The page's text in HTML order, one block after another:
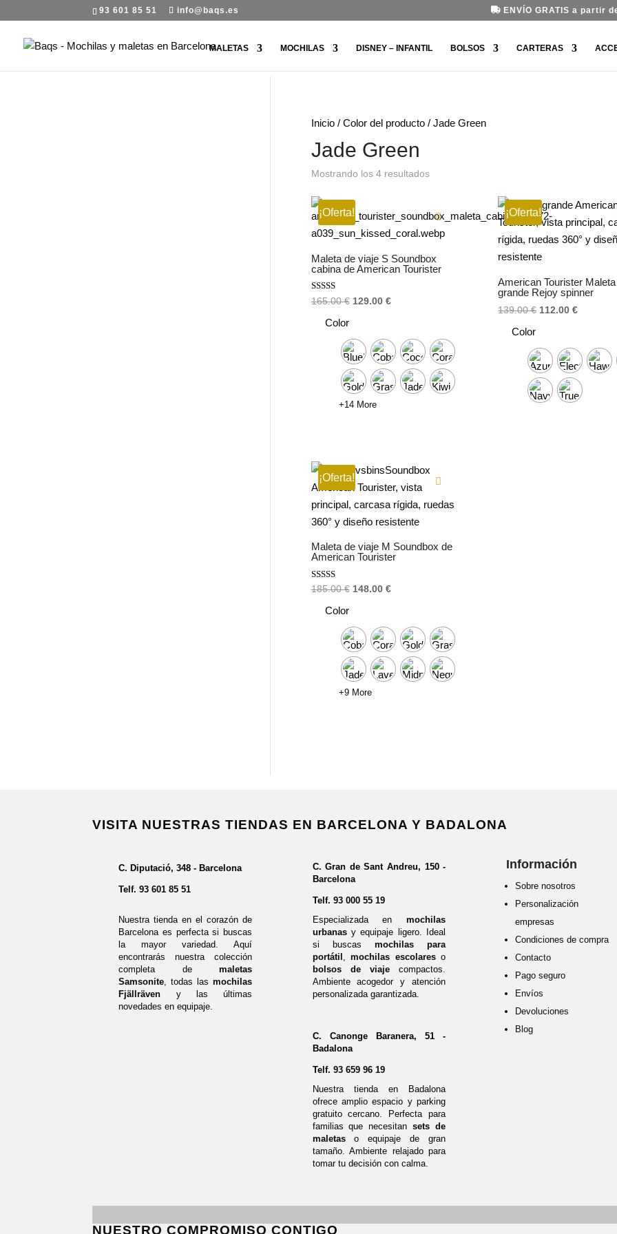
93 601 85 51 info@baqs.es ENVÍO GRATIS a partir
MALETAS MOCHILAS DISNEY – INFANTIL BOLSOS CARTERAS
Inicio/ Color del producto / Jade Green
Jade Green
Mostrando los 4 resultadosOrdenado
últimos
¡Oferta!
Maleta de viaje S Soundbox
cabina de American Tourister
Valorado
con
de 5
165.00€ El
era:
165.00 €.
129.00 €El
es:
129.00 €.
Color
+14 More
¡Oferta!
American Tourister Maleta
grande Rejoy spinner
139.00€ El
era:
139.00 €.
112.00€El
es:
112.00 €.
Color
¡Oferta!
Maleta de viaje M Soundbox de
American Tourister
Valorado
con
de 5
185.00€ El
era:
185.00 €.
148.00 €El
es:
148.00 €.
Color
+9 More
VISITA NUESTRAS TIENDAS EN BARCELONA Y BADALONA
C. Diputació, 348 - Barcelona
Telf. 93 601 85 51
Nuestra tienda en el corazón de
Barcelona es perfecta si buscas
la mayor variedad. Aquí
encontrarás nuestra colección
completa de maletas
Samsonite, todas las mochilas
Fjällräven y las últimas
novedades en equipaje.
C. Gran de Sant Andreu, 150 -
Barcelona
Telf. 93 000 55 19
Especializada enmochilas
urbanasy equipaje ligero. Ideal
si buscas mochilas para
portátil ,mochilas escolareso
bolsos de viajecompactos.
Ambiente acogedor y atención
personalizada garantizada.
C. Canonge Baranera, 51 -
Badalona
Telf. 93 659 96 19
Nuestra tienda en Badalona
ofrece amplio espacio y parking
gratuito cercano. Perfecta para
familias que necesitansets de
maletaso equipaje de gran
tamaño. Ambiente relajado para
tomar tu decisión con calma.
Información
Sobre nosotros
Personalización
empresas
Condiciones de compra
Contacto
Pago seguro
Envíos
Devoluciones
Blog
NUESTRO COMPROMISO CONTIGO